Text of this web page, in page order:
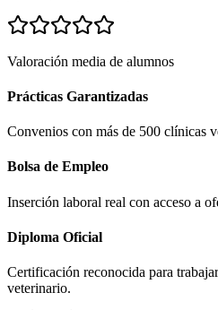
Valoración media de alumnos
Prácticas Garantizadas
Convenios con más de 500 clínicas
Bolsa de Empleo
Inserción laboral real con acceso a
Diploma Oficial
Certificación reconocida para
veterinario.